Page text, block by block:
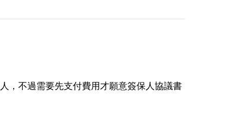
，不過需要先支付費用才願意簽保人協議書